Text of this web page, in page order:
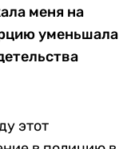
меня на
уменьшала
этот